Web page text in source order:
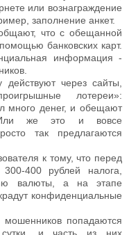
или вознаграждение
заполнение анкет.
что с обещанной
банковских карт.
информация -
через сайты,
лотереи»:
много денег, и обещают
же это и вовсе
так предлагаются
к тому, что перед
400 рублей налога,
валюты, а на этапе
конфиденциальные
попадаются
и часть из них